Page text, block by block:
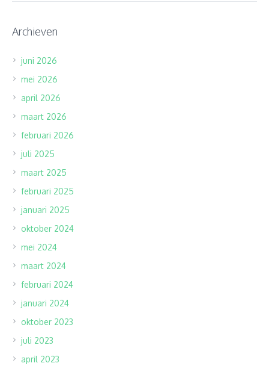
Archieven
juni 2026
mei 2026
april 2026
maart 2026
februari 2026
juli 2025
maart 2025
februari 2025
januari 2025
oktober 2024
mei 2024
maart 2024
februari 2024
januari 2024
oktober 2023
juli 2023
april 2023